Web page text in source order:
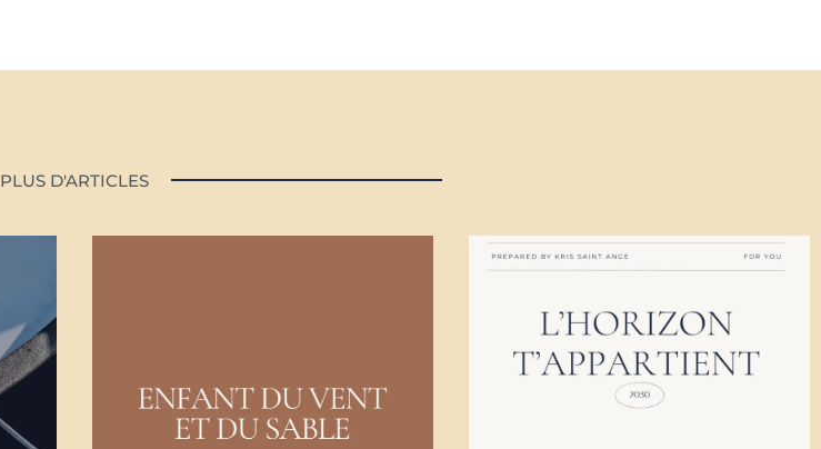
PLUS D'ARTICLES